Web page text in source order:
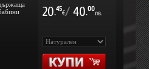
20.45
€/ 40.00
лв.